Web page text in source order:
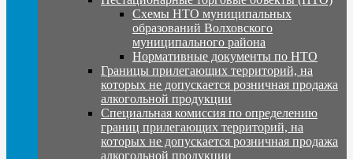
Схемы НТО муниципальных
образований Волховского
муниципального района
Нормативные документы по НТО
Границы прилегающих территорий, на
которых не допускается розничная продажа
алкогольной продукции
Специальная комиссия по определению
границ прилегающих территорий, на
которых не допускается розничная продажа
алкогольной продукции